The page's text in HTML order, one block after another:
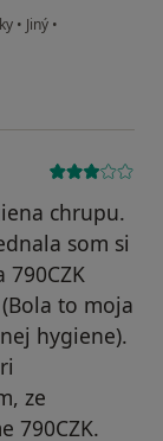
• Jiný •
chrupu.
som si
to moja
hygiene).
ze
790CZK.